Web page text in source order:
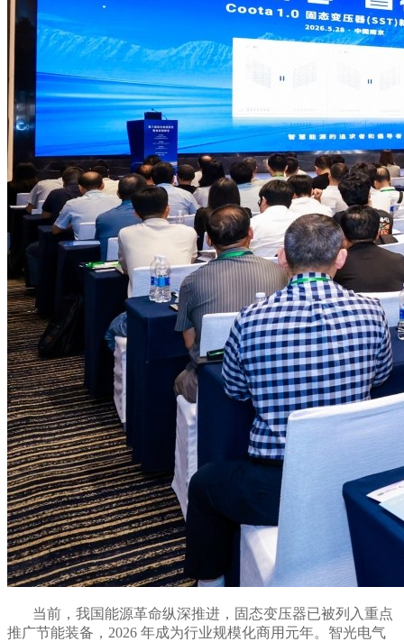
当前，我国能源革命纵深推进，固态变压器已被列入重点
推广节能装备， 2026 年成为行业规模化商用元年。智光电气